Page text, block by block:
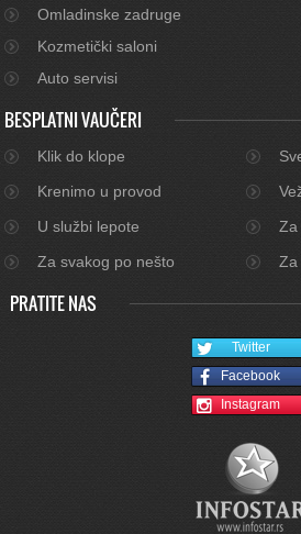
Omladinske zadruge
Kozmetički saloni
Auto servisi
BESPLATNI VAUČERI
Klik do klope
Krenimo u provod
U službi lepote
Za
Za svakog po nešto
Za
PRATITE NAS
Twitter
Facebook
Instagram